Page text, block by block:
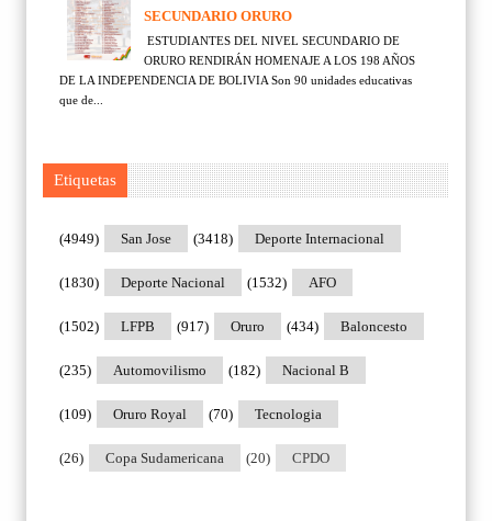
SECUNDARIO ORURO
ESTUDIANTES DEL NIVEL SECUNDARIO DE
ORURO RENDIRÁN HOMENAJE A LOS 198 AÑOS
DE LA INDEPENDENCIA DE BOLIVIA Son 90 unidades educativas
que de...
Etiquetas
San Jose
(4949) Deporte Internacional
(3418)
Deporte Nacional
(1830) AFO
(1532)
LFPB
(1502) Oruro
(917) Baloncesto
(434)
Automovilismo
(235) Nacional B
(182)
Oruro Royal
(109) Tecnologia
(70)
Copa Sudamericana
(26) CPDO
(20)